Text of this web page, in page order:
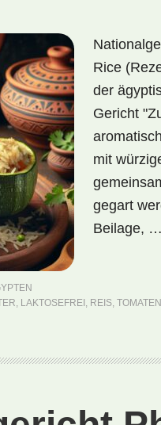
Rice
der
Gericht
mit
gegart
Beilage, …
, LAKTOSEFREI , REIS,